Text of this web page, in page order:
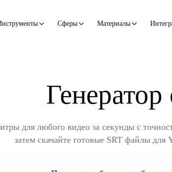
Сферы Материалы
Генератор
для любого видео за секунды с
затем скачайте готовые SRT файлы